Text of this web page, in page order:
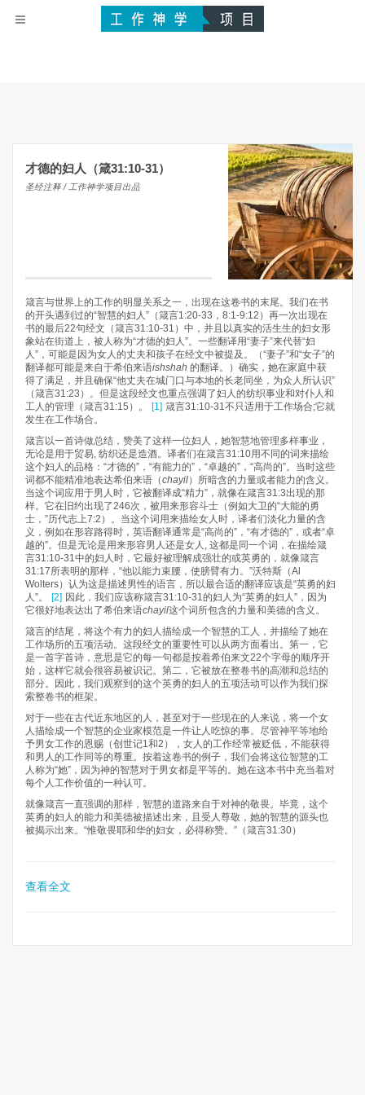
才德的妇人（箴31:10-31）
圣经注释 / 工作神学项目出品
箴言与世界上的工作的明显关系之一，出现在这卷书的末尾。我们在书
的开头遇到过的“智慧的妇人”（箴言1:20-33，8:1-9:12）再一次出现在
书的最后22句经文（箴言31:10-31）中，并且以真实的活生生的妇女形
象站在街道上，被人称为“才德的妇人”。一些翻译用“妻子”来代替“妇
人”，可能是因为女人的丈夫和孩子在经文中被提及。（“妻子”和“女子”的
翻译都可能是来自于希伯来语ishshah 的翻译。）确实，她在家庭中获
得了满足，并且确保“他丈夫在城门口与本地的长老同坐，为众人所认识”
（箴言31:23）。但是这段经文也重点强调了妇人的纺织事业和对仆人和
工人的管理（箴言31:15）。
[1] 箴言31:10-31不只适用于工作场合;它就
发生在工作场合。
箴言以一首诗做总结，赞美了这样一位妇人，她智慧地管理多样事业，
无论是用于贸易, 纺织还是造酒。译者们在箴言31:10用不同的词来描绘
这个妇人的品格：“才德的”，“有能力的”，“卓越的”，“高尚的”。当时这些
词都不能精准地表达希伯来语（chayil）所暗含的力量或者能力的含义。
当这个词应用于男人时，它被翻译成“精力”，就像在箴言31:3出现的那
样。它在旧约出现了246次，被用来形容斗士（例如大卫的“大能的勇
士，”历代志上7:2）。当这个词用来描绘女人时，译者们淡化力量的含
义，例如在形容路得时，英语翻译通常是“高尚的”，“有才德的”，或者“卓
越的”。但是无论是用来形容男人还是女人, 这都是同一个词，在描绘箴
言31:10-31中的妇人时，它最好被理解成强壮的或英勇的，就像箴言
31:17所表明的那样，“他以能力束腰，使膀臂有力。”沃特斯（Al
Wolters）认为这是描述男性的语言，所以最合适的翻译应该是“英勇的妇
人”。
[2] 因此，我们应该称箴言31:10-31的妇人为“英勇的妇人”，因为
它很好地表达出了希伯来语chayil这个词所包含的力量和美德的含义。
箴言的结尾，将这个有力的妇人描绘成一个智慧的工人，并描绘了她在
工作场所的五项活动。这段经文的重要性可以从两方面看出。第一，它
是一首字首诗，意思是它的每一句都是按着希伯来文22个字母的顺序开
始，这样它就会很容易被识记。第二，它被放在整卷书的高潮和总结的
部分。因此，我们观察到的这个英勇的妇人的五项活动可以作为我们探
索整卷书的框架。
对于一些在古代近东地区的人，甚至对于一些现在的人来说，将一个女
人描绘成一个智慧的企业家模范是一件让人吃惊的事。尽管神平等地给
予男女工作的恩赐（创世记1和2），女人的工作经常被贬低，不能获得
和男人的工作同等的尊重。按着这卷书的例子，我们会将这位智慧的工
人称为“她”，因为神的智慧对于男女都是平等的。她在这本书中充当着对
每个人工作价值的一种认可。
就像箴言一直强调的那样，智慧的道路来自于对神的敬畏。毕竟，这个
英勇的妇人的能力和美德被描述出来，且受人尊敬，她的智慧的源头也
被揭示出来。“惟敬畏耶和华的妇女，必得称赞。”（箴言31:30）
查看全文